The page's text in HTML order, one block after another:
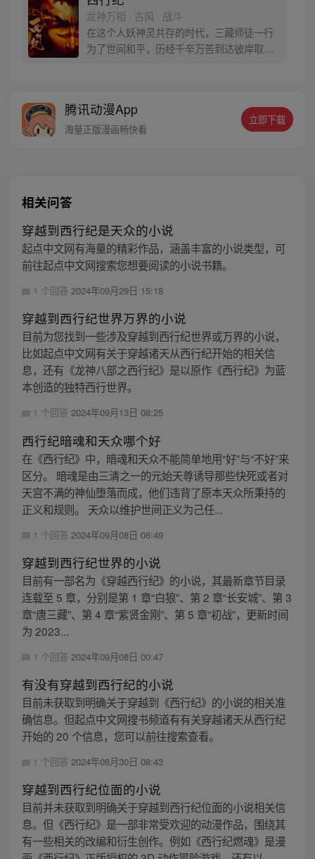
龙神万相 · 古风 · 战斗
在这个人妖神灵共存的时代，三藏师徒一行
为了世间和平，历经千辛万苦到达彼岸取
辞万难，找到唐三藏大法师，和他一起重新
寻回徒弟们，组成全新“西行小队”，再度踏
腾讯动漫App
海量正版漫画畅快看
立即下载
相关问答
穿越到西行纪是天众的小说
起点中文网有海量的精彩作品，涵盖丰富的小说类型，可
前往起点中文网搜索您想要阅读的小说书籍。
1 个回答 2024年09月29日 15:18
穿越到西行纪世界万界的小说
目前为您找到一些涉及穿越到西行纪世界或万界的小说，
比如起点中文网有关于穿越诸天从西行纪开始的相关信
息，还有《龙神八部之西行纪》是以原作《西行纪》为蓝
本创造的独特西行世界。
1 个回答 2024年09月13日 08:25
西行纪暗魂和天众哪个好
在《西行纪》中，暗魂和天众不能简单地用“好”与“不好”来
区分。 暗魂是由三清之一的元始天尊诱导那些快死或者对
天宫不满的神仙堕落而成，他们违背了原本天众所秉持的
正义和规则。 天众以维护世间正义为己任...
1 个回答 2024年09月08日 06:49
穿越到西行纪世界的小说
目前有一部名为《穿越西行纪》的小说，其最新章节目录
连载至 5 章，分别是第 1 章“白狼”、第 2 章“长安城”、第 3
章“唐三藏”、第 4 章“紫贤金刚”、第 5 章“初战”，更新时间
为 2023...
1 个回答 2024年09月08日 00:47
有没有穿越到西行纪的小说
目前未获取到明确关于穿越到《西行纪》的小说的相关准
确信息。但起点中文网搜书频道有有关穿越诸天从西行纪
开始的 20 个信息，您可以前往搜索查看。
1 个回答 2024年08月30日 08:43
穿越到西行纪位面的小说
目前并未获取到明确关于穿越到西行纪位面的小说相关信
息。但《西行纪》是一部非常受欢迎的动漫作品，围绕其
有一些相关的改编和衍生创作。例如《西行纪燃魂》是漫